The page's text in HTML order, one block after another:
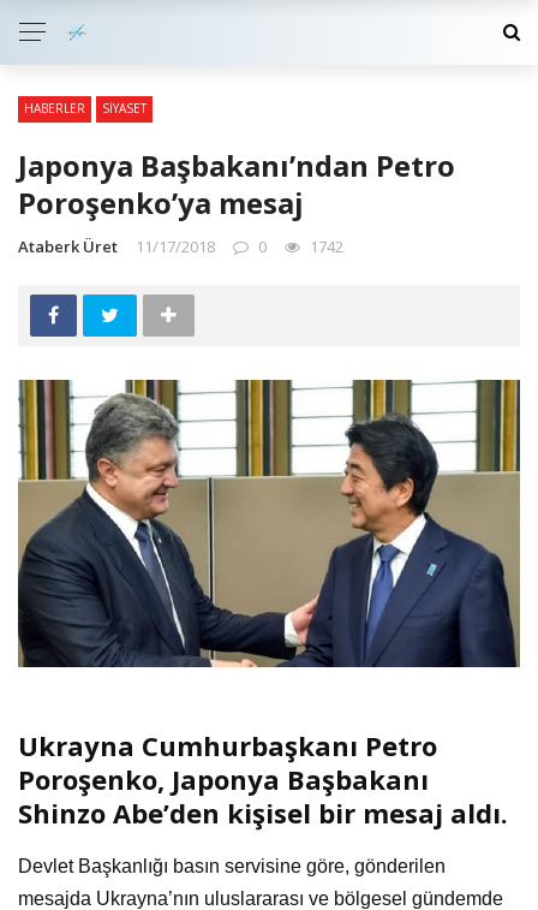
HABERLER SIYASET
Japonya Başbakanı’ndan Petro
Poroşenko’ya mesaj
Ataberk Üret 11/17/2018 0 1742
Ukrayna Cumhurbaşkanı Petro
Poroşenko, Japonya Başbakanı
Shinzo Abe’den kişisel bir mesaj aldı.
Devlet Başkanlığı basın servisine göre, gönderilen
mesajda Ukrayna’nın uluslararası ve bölgesel gündemde